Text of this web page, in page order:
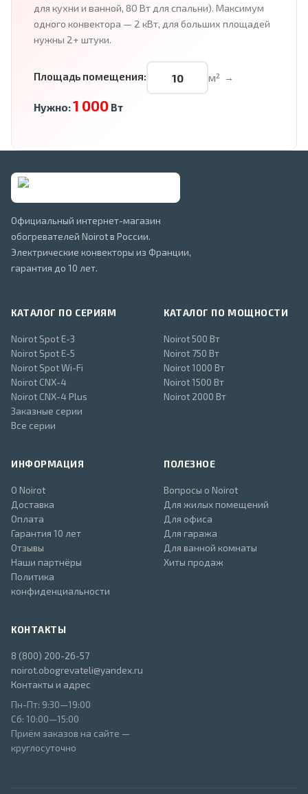
для кухни и ванной, 80 Вт для спальни). Максимум
одного конвектора — 2 кВт, для больших площадей
нужны 2+ штуки.
Площадь помещения: м² →
Нужно:1 000Вт
Официальный интернет-магазин
обогревателей Noirot в России.
Электрические конвекторы из Франции,
гарантия до 10 лет.
КАТАЛОГ ПО СЕРИЯМ
Noirot Spot E-3
Noirot Spot E-5
Noirot Spot Wi-Fi
Noirot CNX-4
Noirot CNX-4 Plus
Заказные серии
Все серии
КАТАЛОГ ПО МОЩНОСТИ
Noirot 500 Вт
Noirot 750 Вт
Noirot 1000 Вт
Noirot 1500 Вт
Noirot 2000 Вт
ИНФОРМАЦИЯ
О Noirot
Доставка
Оплата
Гарантия 10 лет
Отзывы
Наши партнёры
Политика
конфиденциальности
ПОЛЕЗНОЕ
Вопросы о Noirot
Для жилых помещений
Для офиса
Для гаража
Для ванной комнаты
Хиты продаж
КОНТАКТЫ
8 (800) 200-26-57
noirot.obogrevateli@yandex.ru
Контакты и адрес
Пн-Пт: 9:30—19:00
Сб: 10:00—15:00
Приём заказов на сайте —
круглосуточно